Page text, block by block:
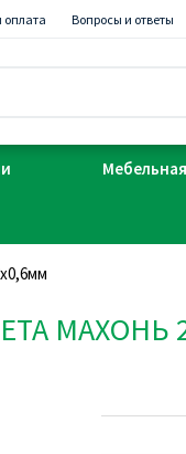
оплата Вопросы и ответы
МАХОНЬ